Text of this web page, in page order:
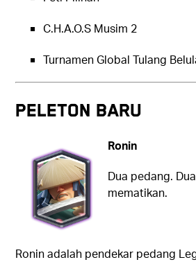
C.H.A.O.S Musim 2
Turnamen Global Tulang
PELETON BARU
Ronin
Dua pedang.
mematikan.
Ronin adalah pendekar pedang